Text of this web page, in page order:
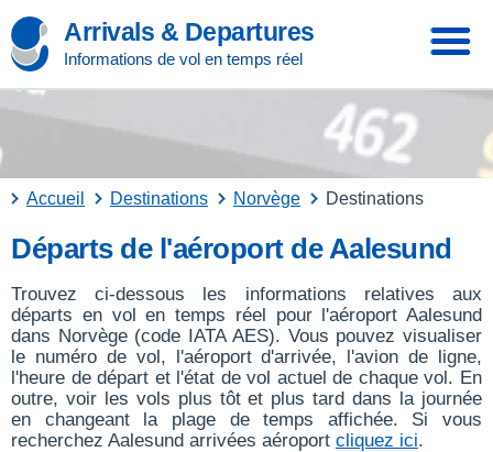
Arrivals & Departures
Informations de vol en temps réel
Accueil Destinations Norvège Destinations
Départs de l'aéroport de Aalesund
Trouvez ci-dessous les informations relatives aux
départs en vol en temps réel pour l'aéroport Aalesund
dans Norvège (code IATA AES). Vous pouvez visualiser
le numéro de vol, l'aéroport d'arrivée, l'avion de ligne,
l'heure de départ et l'état de vol actuel de chaque vol. En
outre, voir les vols plus tôt et plus tard dans la journée
en changeant la plage de temps affichée. Si vous
recherchez Aalesund arrivées aéroport cliquez ici.